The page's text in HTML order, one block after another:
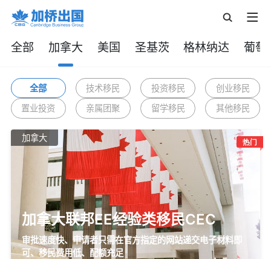
全部 加拿大 美国 圣基茨 格林纳达 葡萄
全部 技术移民 投资移民
创业移民
置业投资
亲属团聚 留学移民 其他移民
加拿大
加拿大联邦EE经验类移民CEC
审批速度快、申请者只需在官方指定的网站递交电子材料即
可、移民费用低、配额充足